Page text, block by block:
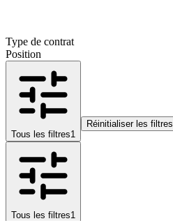
Type de contrat
Position
Tous les filtres1
Réinitialiser les filtres
Tous les filtres1